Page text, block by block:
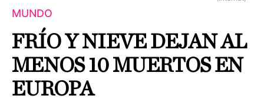
MUNDO
FRÍO Y NIEVE DEJAN AL
MENOS 10 MUERTOS EN
EUROPA